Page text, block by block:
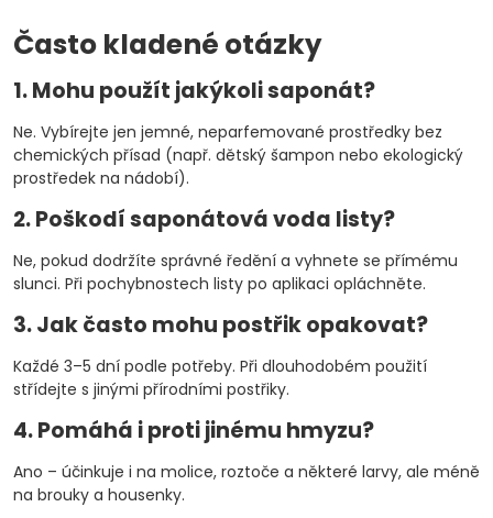
Často kladené otázky
1. Mohu použít jakýkoli saponát?
Ne. Vybírejte jen jemné, neparfemované prostředky bez
chemických přísad (např. dětský šampon nebo ekologický
prostředek na nádobí).
2. Poškodí saponátová voda listy?
Ne, pokud dodržíte správné ředění a vyhnete se přímému
slunci. Při pochybnostech listy po aplikaci opláchněte.
3. Jak často mohu postřik opakovat?
Každé 3–5 dní podle potřeby. Při dlouhodobém použití
střídejte s jinými přírodními postřiky.
4. Pomáhá i proti jinému hmyzu?
Ano – účinkuje i na molice, roztoče a některé larvy, ale méně
na brouky a housenky.